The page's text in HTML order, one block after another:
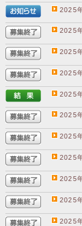
2025
2025
2025
2025
2025
2025
2025
2025
2025
2025
2025